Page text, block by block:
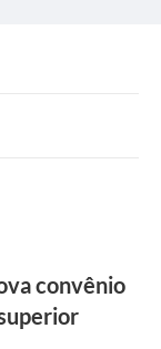
convênio